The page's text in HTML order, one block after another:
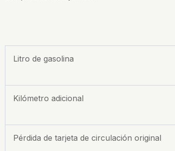
Litro de gasolina
Kilómetro adicional
Pérdida de tarjeta de circulación original